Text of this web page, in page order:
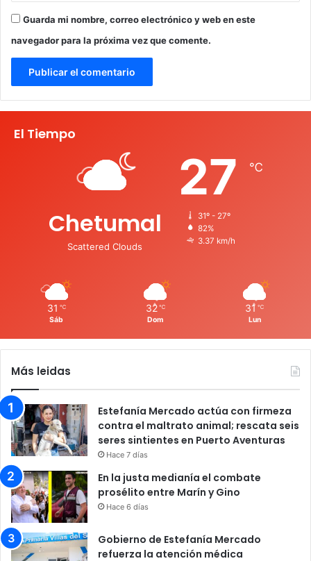
Guarda mi nombre, correo electrónico y web en este
navegador para la próxima vez que comente.
El Tiempo
Chetumal
Scattered Clouds
27 ℃
31º - 27º
82%
3.37 km/h
31 ℃
Sáb
32 ℃
Dom
31 ℃
Lun
Más leidas
Estefanía Mercado actúa con firmeza
contra el maltrato animal; rescata seis
seres sintientes en Puerto Aventuras
Hace 7 días
En la justa medianía el combate
prosélito entre Marín y Gino
Hace 6 días
Gobierno de Estefanía Mercado
refuerza la atención médica